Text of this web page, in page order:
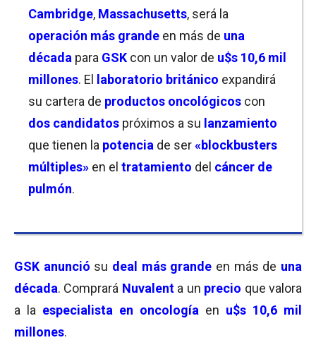
Cambridge, Massachusetts, será la
operación más grande en más de una
década para GSK con un valor de u$s 10,6 mil
millones. El laboratorio británico expandirá
su cartera de productos oncológicos con
dos candidatos próximos a su lanzamiento
que tienen la potencia de ser«blockbusters
múltiples» en el tratamiento del cáncer de
pulmón.
GSK anunció su deal más grande en más de una
década. Comprará Nuvalent a un precio que valora
a la especialista en oncología en u$s 10,6 mil
millones.